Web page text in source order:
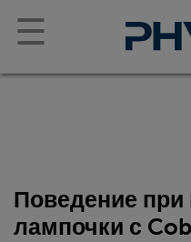
☰
Поведение
лампочки с